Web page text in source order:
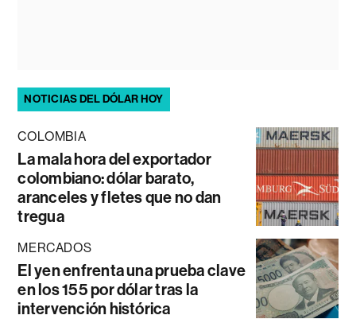
NOTICIAS DEL DÓLAR HOY
COLOMBIA
La mala hora del exportador
colombiano: dólar barato,
aranceles y fletes que no dan
tregua
MERCADOS
El yen enfrenta una prueba clave
en los 155 por dólar tras la
intervención histórica